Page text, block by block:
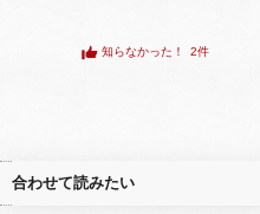
知らなかった！ 2件
合わせて読みたい